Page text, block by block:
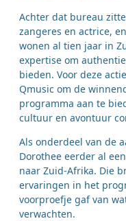
Achter dat bureau
zangeres en actrice,
wonen al tien jaar in
expertise om
bieden. Voor deze
Qmusic om de
programma aan te
cultuur en avontuur
Als onderdeel van de
Dorothee eerder al
naar Zuid-Afrika. Die
ervaringen in het
voorproefje gaf van
verwachten.